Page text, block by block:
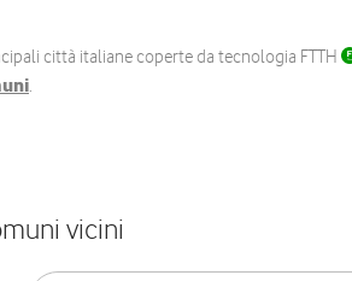
città italiane coperte da tecnologia FTTH
.
vicini